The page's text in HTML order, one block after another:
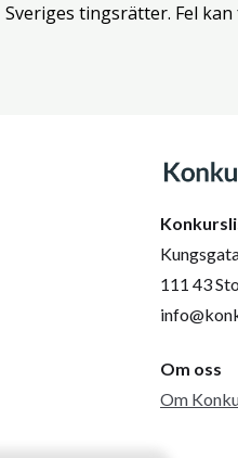
Sveriges tingsrätter. Fel
111 43
Om oss
Om